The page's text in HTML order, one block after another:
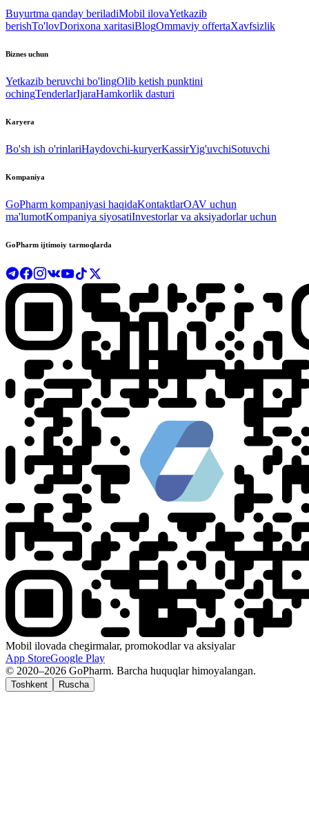
Buyurtma qanday beriladiMobil ilovaYetkazib
berishTo'lovDorixona xaritasiBlogOmmaviy offertaXavfsizlik
Biznes uchun
Yetkazib beruvchi bo'lingOlib ketish punktini
ochingTenderlarIjaraHamkorlik dasturi
Karyera
Bo'sh ish o'rinlariHaydovchi-kuryerKassirYig'uvchiSotuvchi
Kompaniya
GoPharm kompaniyasi haqidaKontaktlarOAV uchun
ma'lumotKompaniya siyosatiInvestorlar va aksiyadorlar uchun
GoPharm ijtimoiy tarmoqlarda
Mobil ilovada chegirmalar, promokodlar va aksiyalar
App StoreGoogle Play
© 2020–2026 GoPharm. Barcha huquqlar himoyalangan.
Toshkent Ruscha